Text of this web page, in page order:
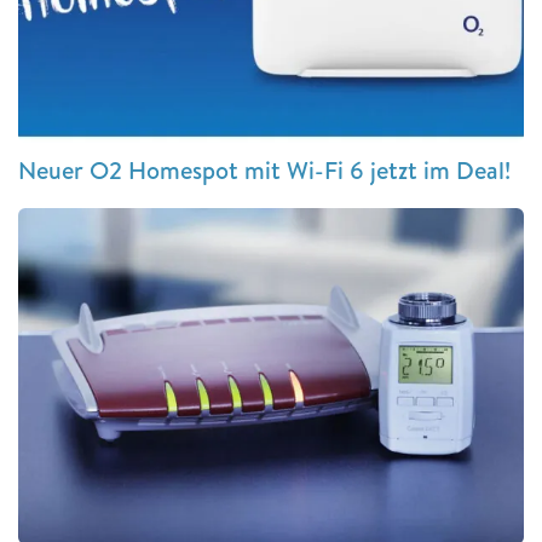
Neuer O2 Homespot mit Wi-Fi 6 jetzt im Deal!